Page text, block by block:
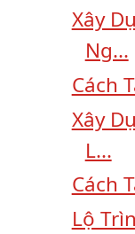
Xây
Ng...
Cách
Xây
L...
Cách
Lộ